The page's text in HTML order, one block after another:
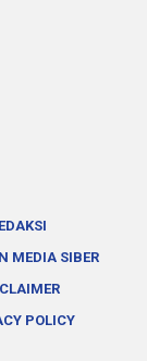
MEDIA SIBER
POLICY